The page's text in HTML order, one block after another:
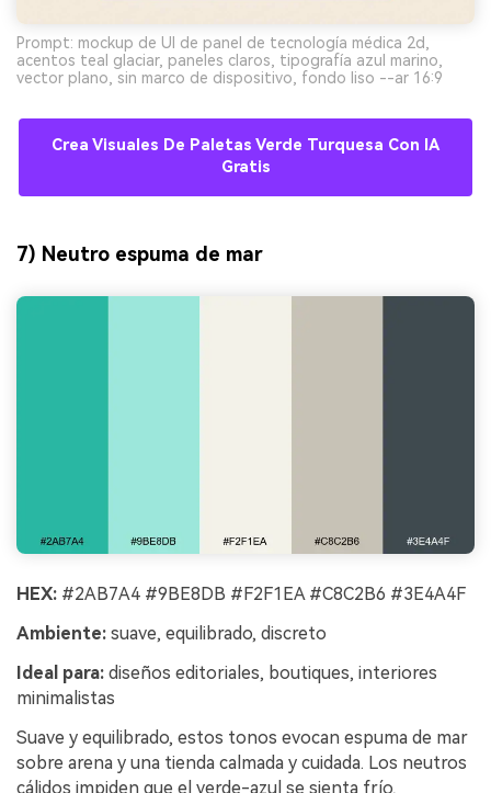
Prompt: mockup de UI de panel de tecnología médica 2d,
acentos teal glaciar, paneles claros, tipografía azul marino,
vector plano, sin marco de dispositivo, fondo liso --ar 16:9
Crea Visuales De Paletas Verde Turquesa Con IA
Gratis
7) Neutro espuma de mar
HEX: #2AB7A4 #9BE8DB #F2F1EA #C8C2B6 #3E4A4F
Ambiente: suave, equilibrado, discreto
Ideal para: diseños editoriales, boutiques, interiores
minimalistas
Suave y equilibrado, estos tonos evocan espuma de mar
sobre arena y una tienda calmada y cuidada. Los neutros
cálidos impiden que el verde-azul se sienta frío,